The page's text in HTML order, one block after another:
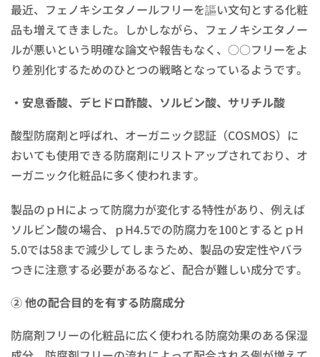
最近、フェノキシエタノールフリーを謳い文句とする化粧
品も増えてきました。しかしながら、フェノキシエタノー
ルが悪いという明確な論文や報告もなく、○○フリーをよ
り差別化するためのひとつの戦略となっているようです。
・安息香酸、デヒドロ酢酸、ソルビン酸、サリチル酸
酸型防腐剤と呼ばれ、オーガニック認証（COSMOS）に
おいても使用できる防腐剤にリストアップされており、オ
ーガニック化粧品に多く使われます。
製品のｐHによって防腐力が変化する特性があり、例えば
ソルビン酸の場合、ｐH4.5での防腐力を100とするとｐH
5.0では58まで減少してしまうため、製品の安定性やバラ
つきに注意する必要があるなど、配合が難しい成分です。
② 他の配合目的を有する防腐成分
防腐剤フリーの化粧品に広く使われる防腐効果のある保湿